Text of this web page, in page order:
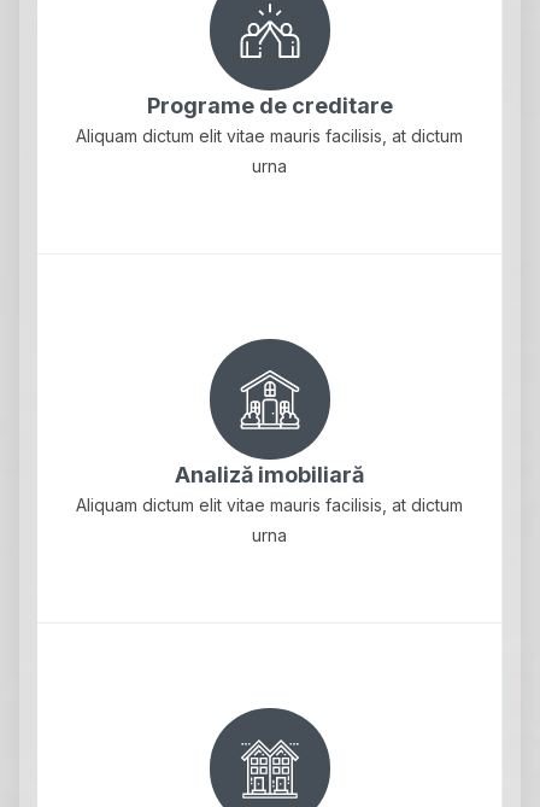
Programe de creditare
Aliquam dictum elit vitae mauris facilisis, at dictum
urna
Analiză imobiliară
Aliquam dictum elit vitae mauris facilisis, at dictum
urna